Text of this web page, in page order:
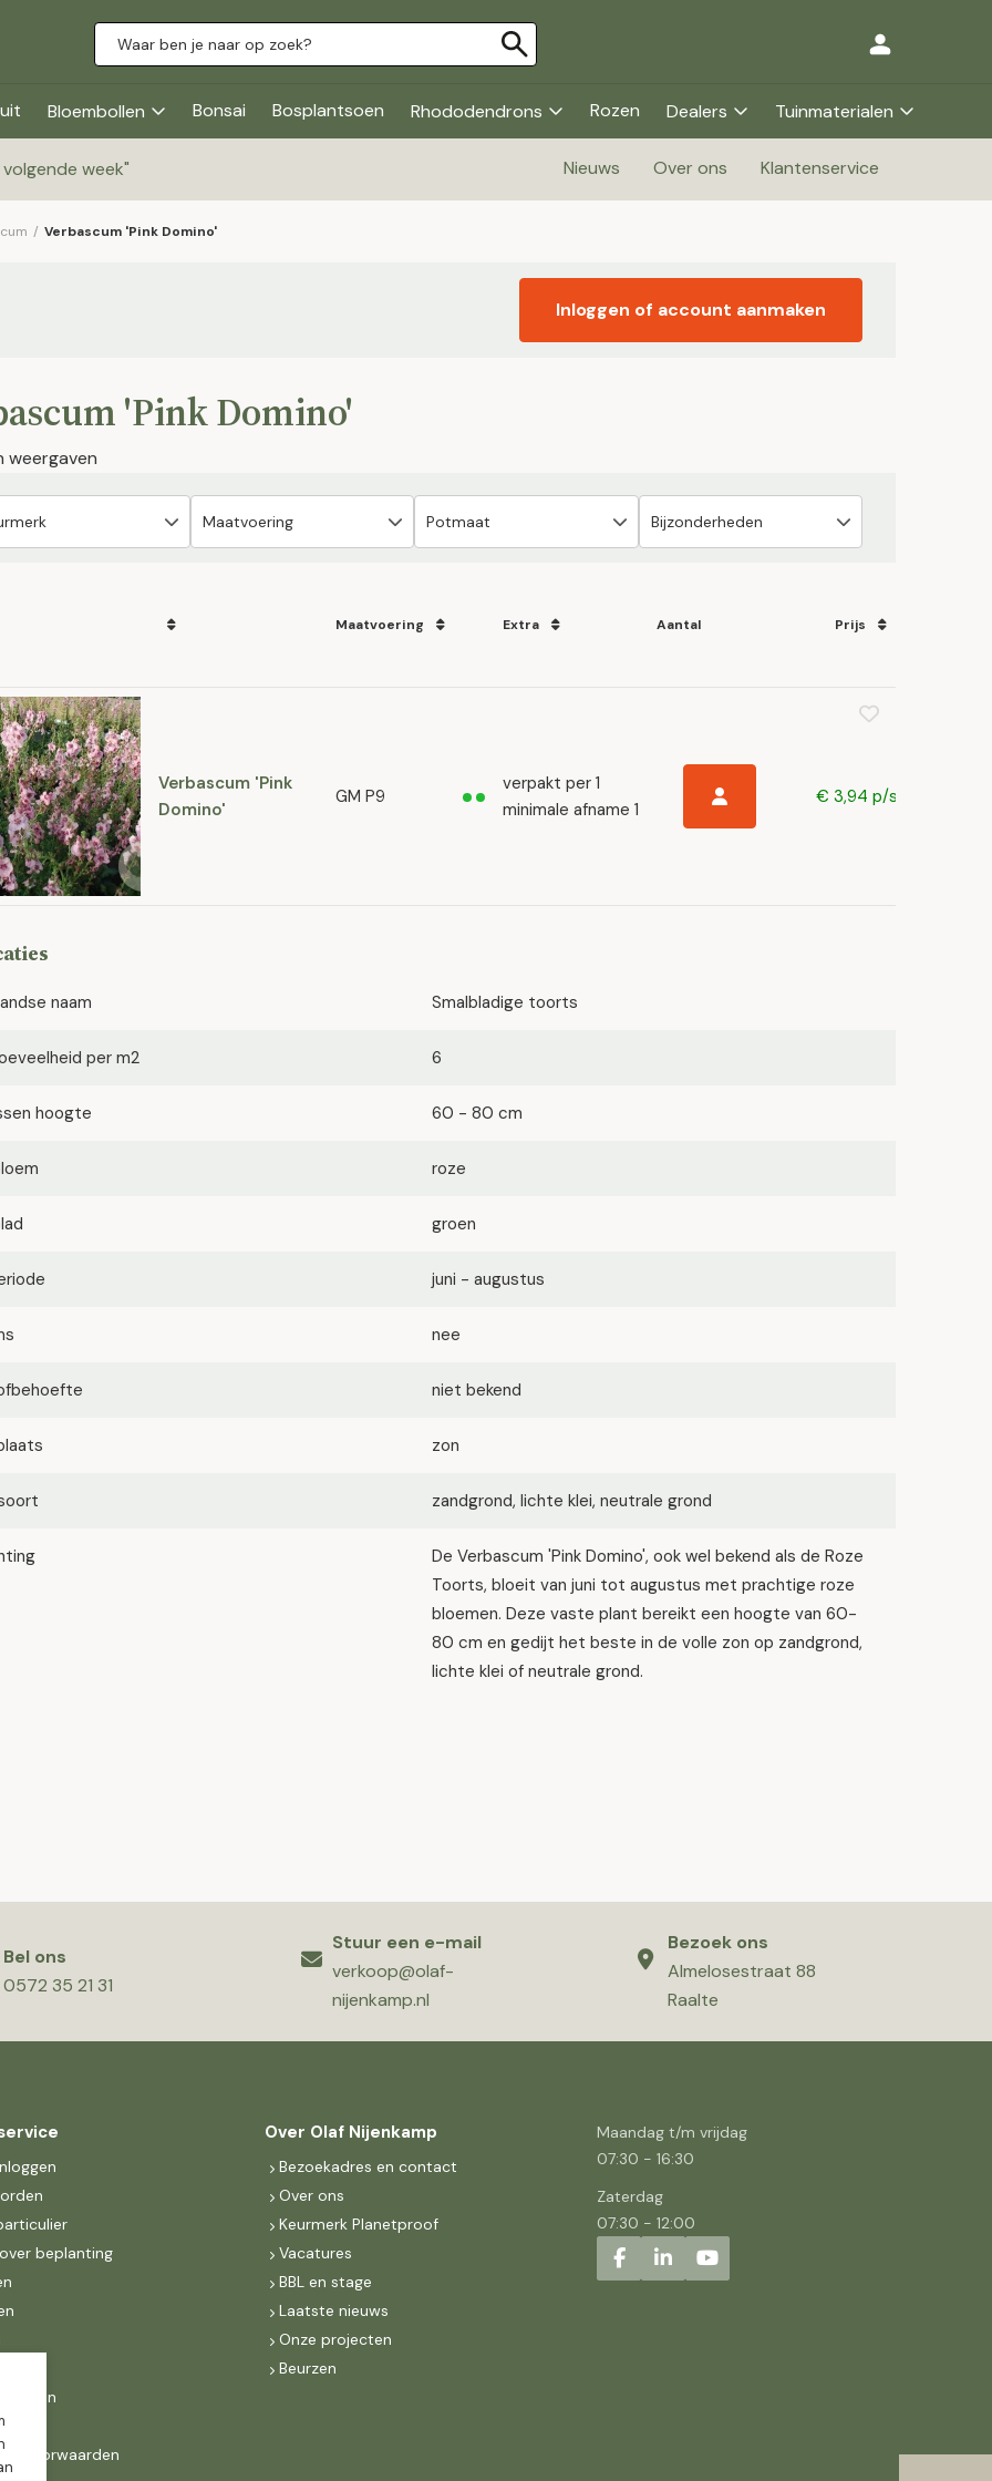
Bloembollen Bonsai Bosplantsoen Rhododendrons Rozen Dealers Tuinmaterialen
week" Nieuws Over ons Klantenservice
/ Verbascum 'Pink Domino'
Inloggen of account aanmaken
'Pink Domino'
weergaven
Maatvoering Extra Aantal Prijs
Verbascum 'Pink
Domino'
GM P9
verpakt per 1
minimale afname 1
€ 3,94 p/s
naam Smalbladige toorts
per m2 6
hoogte 60 - 80 cm
roze
groen
juni - augustus
nee
niet bekend
zon
zandgrond, lichte klei, neutrale grond
De Verbascum 'Pink Domino', ook wel bekend als de Roze
Toorts, bloeit van juni tot augustus met prachtige roze
bloemen. Deze vaste plant bereikt een hoogte van 60-
80 cm en gedijt het beste in de volle zon op zandgrond,
lichte klei of neutrale grond.
Bel ons
0572 35 21 31
Stuur een e-mail
verkoop@olaf-
nijenkamp.nl
Bezoek ons
Almelosestraat 88
Raalte
beplanting
Groen
voorwaarden
Over Olaf Nijenkamp
Bezoekadres en contact
Over ons
Keurmerk Planetproof
Vacatures
BBL en stage
Laatste nieuws
Onze projecten
Beurzen
Maandag t/m vrijdag
07:30 - 16:30
Zaterdag
07:30 - 12:00